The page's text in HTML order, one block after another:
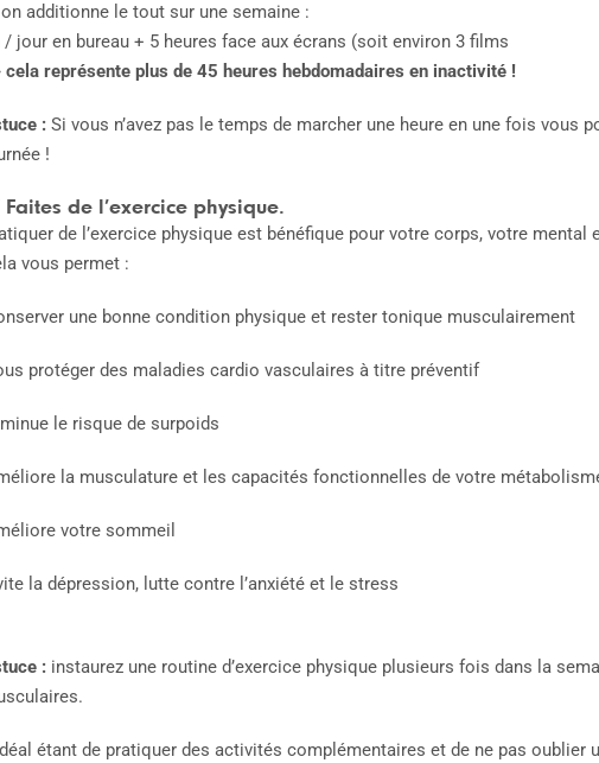
additionne le tout sur une semaine :
/ jour en bureau + 5 heures face aux écrans (soit environ 3 films
cela représente plus de 45 heures hebdomadaires en inactivité !
: Si vous n’avez pas le temps de marcher une heure en une fois
!
de l’exercice physique.
de l’exercice physique est bénéfique pour votre corps, votre mental
vous permet :
une bonne condition physique et rester tonique musculairement
protéger des maladies cardio vasculaires à titre préventif
le risque de surpoids
la musculature et les capacités fonctionnelles de votre
votre sommeil
la dépression, lutte contre l’anxiété et le stress
: instaurez une routine d’exercice physique plusieurs fois dans la
étant de pratiquer des activités complémentaires et de ne pas oublier